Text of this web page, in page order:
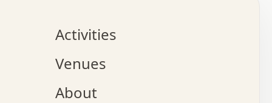
.   .   .   .   .   .   .   .   x   .   .   .   .
o   .   .   .   .   .   .   .   .   x   .   .   .
.   .   .   :   .   .   .   x   .   .   .   :   .
.   .   .   +   .   .   .   .   .   .   .   .   x
.   .   x   .   .   .   .   .   .   :   .   .   .
Activities
Venues
About